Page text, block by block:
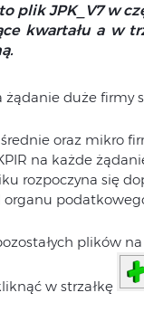
plik JPK_V7 w
kwartału a w
żądanie duże firmy
oraz mikro
na każde
rozpoczyna się
plików
w strzałkę